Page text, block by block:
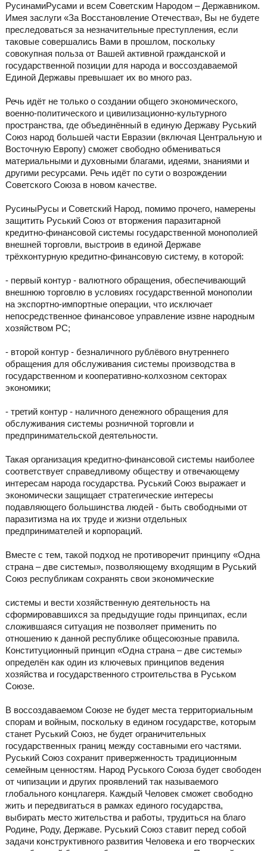
РусинамиРусами и всем Советским Народом – Державником.
Имея заслуги «За Восстановление Отечества», Вы не будете
преследоваться за незначительные преступления, если
таковые совершались Вами в прошлом, поскольку
совокупная польза от Вашей активной гражданской и
государственной позиции для народа и воссоздаваемой
Единой Державы превышает их во много раз.
Речь идёт не только о создании общего экономического,
военно-политического и цивилизационно-культурного
пространства, где объединённый в единую Державу Руський
Союз народ большей части Евразии (включая Центральную и
Восточную Европу) сможет свободно обмениваться
материальными и духовными благами, идеями, знаниями и
другими ресурсами. Речь идёт по сути о возрождении
Советского Союза в новом качестве.
РусиныРусы и Советский Народ, помимо прочего, намерены
защитить Руський Союз от вторжения паразитарной
кредитно-финансовой системы государственной монополией
внешней торговли, выстроив в единой Державе
трёхконтурную кредитно-финансовую систему, в которой:
- первый контур - валютного обращения, обеспечивающий
внешнюю торговлю в условиях государственной монополии
на экспортно-импортные операции, что исключает
непосредственное финансовое управление извне народным
хозяйством РС;
- второй контур - безналичного рублёвого внутреннего
обращения для обслуживания системы производства в
государственном и кооперативно-колхозном секторах
экономики;
- третий контур - наличного денежного обращения для
обслуживания системы розничной торговли и
предпринимательской деятельности.
Такая организация кредитно-финансовой системы наиболее
соответствует справедливому обществу и отвечающему
интересам народа государства. Руський Союз выражает и
экономически защищает стратегические интересы
подавляющего большинства людей - быть свободными от
паразитизма на их труде и жизни отдельных
предпринимателей и корпораций.
Вместе с тем, такой подход не противоречит принципу «Одна
страна – две системы», позволяющему входящим в Руський
Союз республикам сохранять свои экономические
системы и вести хозяйственную деятельность на
сформировавшихся за предыдущие годы принципах, если
сложившаяся ситуация не позволяет применить по
отношению к данной республике общесоюзные правила.
Конституционный принцип «Одна страна – две системы»
определён как один из ключевых принципов ведения
хозяйства и государственного строительства в Руськом
Союзе.
В воссоздаваемом Союзе не будет места территориальным
спорам и войным, поскольку в едином государстве, которым
станет Руський Союз, не будет ограничительных
государственных границ между составными его частями.
Руський Союз сохранит приверженность традиционным
семейным ценностям. Народ Руського Союза будет свободен
от чипизации и других проявлений так называемого
глобального концлагеря. Каждый Человек сможет свободно
жить и передвигаться в рамках единого государства,
выбирать место жительства и работы, трудиться на благо
Родине, Роду, Державе. Руський Союз ставит перед собой
задачи конструктивного развития Человека и его творческих